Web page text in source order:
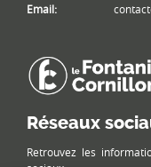
Email:
Réseaux
Retrouvez les